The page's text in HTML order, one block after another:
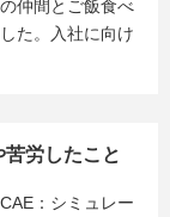
仲間とご飯食べ
た。入社に向け
労したこと
：シミュレー